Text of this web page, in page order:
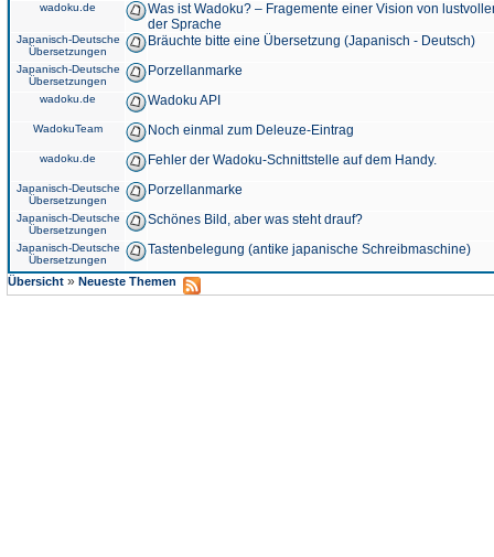
wadoku.de
Was ist Wadoku? – Fragemente einer Vision von
der Sprache
Japanisch-Deutsche
Übersetzungen
Bräuchte bitte eine Übersetzung (Japanisch - Deutsch)
Japanisch-Deutsche
Übersetzungen
Porzellanmarke
wadoku.de Wadoku API
WadokuTeam Noch einmal zum Deleuze-Eintrag
wadoku.de Fehler der Wadoku-Schnittstelle auf dem Handy.
Japanisch-Deutsche
Übersetzungen
Porzellanmarke
Japanisch-Deutsche
Übersetzungen
Schönes Bild, aber was steht drauf?
Japanisch-Deutsche
Übersetzungen
Tastenbelegung (antike japanische Schreibmaschine)
Übersicht » Neueste Themen